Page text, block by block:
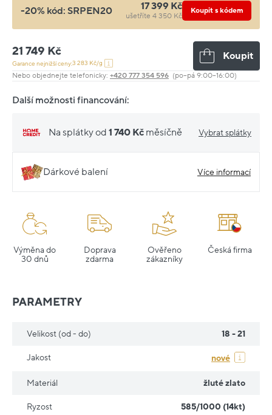
-20% kód: SRPEN20 17 399 Kč
ušetříte 4 350 Kč
Koupit s kódem
21 749 Kč
Garance nejnižší ceny:3 283 Kč/g
Koupit
Nebo objednejte telefonicky: +420 777 354 596 (po–pá 9:00–16:00)
Další možnosti financování:
Na splátky od 1 740 Kč měsíčně Vybrat splátky
Dárkové balení Více informací
Výměna do
30 dnů
Doprava
zdarma
Ověřeno
zákazníky
Česká firma
PARAMETRY
Velikost (od - do) 18 - 21
Jakost nové
Materiál žluté zlato
Ryzost 585/1000 (14kt)